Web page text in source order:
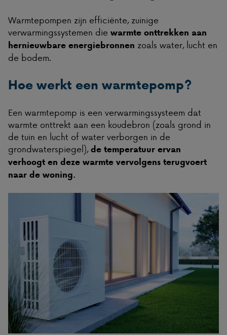
Warmtepompen zijn efficiënte, zuinige
verwarmingssystemen die warmte onttrekken aan
hernieuwbare energiebronnen zoals water, lucht en
de bodem.
Hoe werkt een warmtepomp?
Een warmtepomp is een verwarmingssysteem dat
warmte onttrekt aan een koudebron (zoals grond in
de tuin en lucht of water verborgen in de
grondwaterspiegel),de temperatuur ervan
verhoogt en deze warmte vervolgens terugvoert
naar de woning.